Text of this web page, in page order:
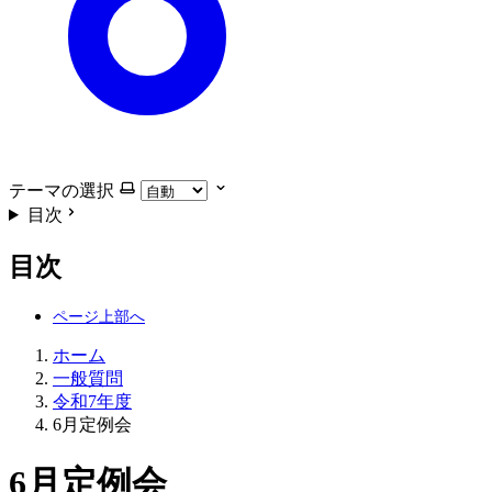
テーマの選択
目次
目次
ホーム
一般質問
令和7年度
6月定例会
6月定例会